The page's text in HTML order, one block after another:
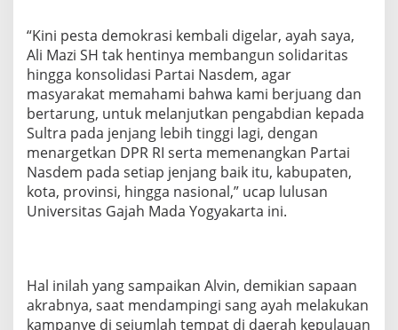
u
n
S
u
l
t
r
a
a
r
i
A
y
a
“Kini pesta demokrasi kembali digelar, ayah saya,
Ali Mazi SH tak hentinya membangun solidaritas
hingga konsolidasi Partai Nasdem, agar
masyarakat memahami bahwa kami berjuang dan
bertarung, untuk melanjutkan pengabdian kepada
Sultra pada jenjang lebih tinggi lagi, dengan
menargetkan DPR RI serta memenangkan Partai
Nasdem pada setiap jenjang baik itu, kabupaten,
kota, provinsi, hingga nasional,” ucap lulusan
Universitas Gajah Mada Yogyakarta ini.
Hal inilah yang sampaikan Alvin, demikian sapaan
akrabnya, saat mendampingi sang ayah melakukan
kampanye di sejumlah tempat di daerah kepulauan